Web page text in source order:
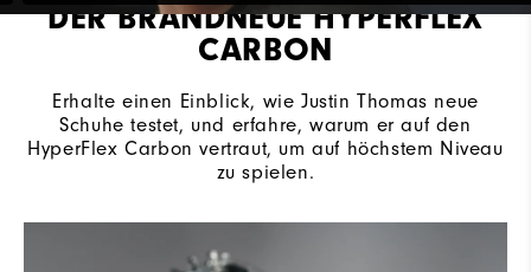
DER BRANDNEUE HYPERFLEX
CARBON
Erhalte einen Einblick, wie Justin Thomas neue
Schuhe testet, und erfahre, warum er auf den
HyperFlex Carbon vertraut, um auf höchstem Niveau
zu spielen.